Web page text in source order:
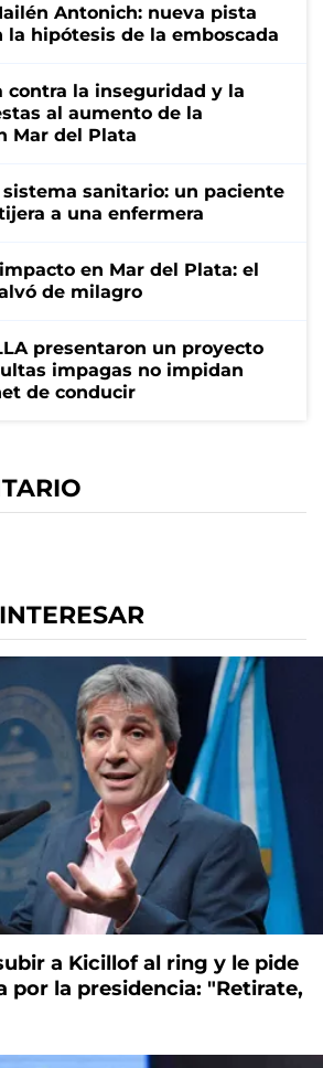
Antonich: nueva pista
la hipótesis de la emboscada
contra la inseguridad y la
al aumento de la
Mar del Plata
sanitario: un paciente
a una enfermera
en Mar del Plata: el
de milagro
presentaron un proyecto
impagas no impidan
de conducir
a Kicillof al ring y le pide
por la presidencia: "Retirate,